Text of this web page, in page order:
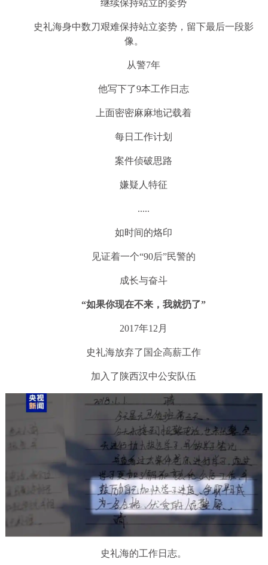
继续保持站立的姿势
史礼海身中数刀艰难保持站立姿势，留下最后一段影
像。
从警7年
他写下了9本工作日志
上面密密麻麻地记载着
每日工作计划
案件侦破思路
嫌疑人特征
.....
如时间的烙印
见证着一个“90后”民警的
成长与奋斗
“如果你现在不来，我就扔了”
2017年12月
史礼海放弃了国企高薪工作
加入了陕西汉中公安队伍
史礼海的工作日志。